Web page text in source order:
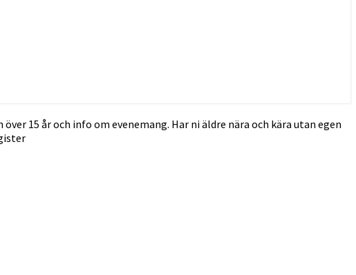
15 år och info om evenemang. Har ni äldre nära och kära utan egen